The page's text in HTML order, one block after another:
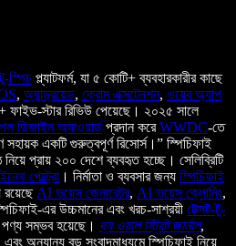
স্পিচ প্ল্যাটফর্ম, যা ৫ কোটি+ ব্যবহারকারীর কাছে
, অ্যান্ড্রয়েড, ক্রোম এক্সটেনশন, ওয়েব অ্যাপ
ফাইভ-স্টার রিভিউ পেয়েছে। ২০২৫ সালে
ডিজাইন অ্যাওয়ার্ড প্রদান করেWWDC-তে
সহায়ক একটি গুরুত্বপূর্ণ রিসোর্স।” স্পিচিফাই
প্রায় ২০০ দেশে ব্যবহৃত হচ্ছে। সেলিব্রিটি
পেল্ট্রো । নির্মাতা ও ব্যবসার জন্য স্পিচিফাই
AI ভয়েস জেনারেটর, AI ভয়েস ক্লোনিং,
এর উচ্চমানের এবং খরচ-সাশ্রয়ী টেক্সট-টু-
পণ্য সম্ভব হয়েছে। দ্য ওয়াল স্ট্রিট জার্নাল,
এবং অন্যান্য বড় সংবাদমাধ্যমে স্পিচিফাই নিয়ে